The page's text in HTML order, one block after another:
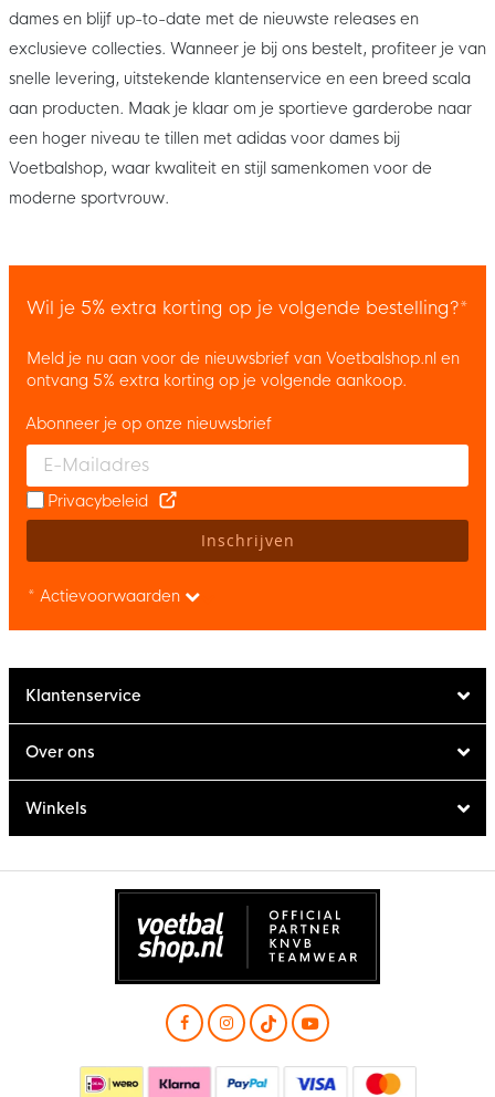
dames en blijf up-to-date met de nieuwste releases en
exclusieve collecties. Wanneer je bij ons bestelt, profiteer je van
snelle levering, uitstekende klantenservice en een breed scala
aan producten. Maak je klaar om je sportieve garderobe naar
een hoger niveau te tillen met adidas voor dames bij
Voetbalshop, waar kwaliteit en stijl samenkomen voor de
moderne sportvrouw.
Wil je 5% extra korting op je volgende bestelling?*
Meld je nu aan voor de nieuwsbrief van Voetbalshop.nl en
ontvang 5% extra korting op je volgende aankoop.
Enter your email and accept the privacy policy to subscribe to
Abonneer je op onze nieuwsbrief
Privacybeleid
Inschrijven
* Actievoorwaarden
Klantenservice
Over ons
Winkels